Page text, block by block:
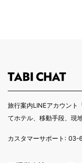
旅行案内LINEアカウント
てホテル、移動手段、現
カスタマーサポート: